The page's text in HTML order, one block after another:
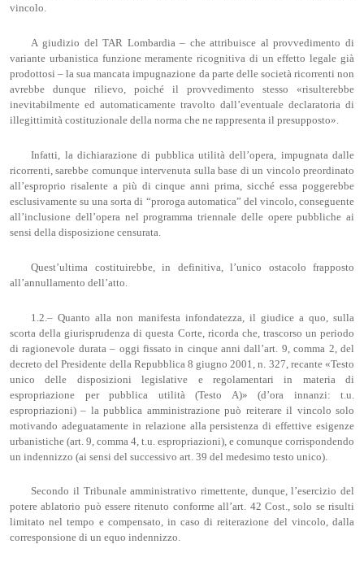
vincolo.
A giudizio del TAR Lombardia – che attribuisce al provvedimento di
variante urbanistica funzione meramente ricognitiva di un effetto legale già
prodottosi – la sua mancata impugnazione da parte delle società ricorrenti non
avrebbe dunque rilievo, poiché il provvedimento stesso «risulterebbe
inevitabilmente ed automaticamente travolto dall’eventuale declaratoria di
illegittimità costituzionale della norma che ne rappresenta il presupposto».
Infatti, la dichiarazione di pubblica utilità dell’opera, impugnata dalle
ricorrenti, sarebbe comunque intervenuta sulla base di un vincolo preordinato
all’esproprio risalente a più di cinque anni prima, sicché essa poggerebbe
esclusivamente su una sorta di “proroga automatica” del vincolo, conseguente
all’inclusione dell’opera nel programma triennale delle opere pubbliche ai
sensi della disposizione censurata.
Quest’ultima costituirebbe, in definitiva, l’unico ostacolo frapposto
all’annullamento dell’atto.
1.2.– Quanto alla non manifesta infondatezza, il giudice a quo, sulla
scorta della giurisprudenza di questa Corte, ricorda che, trascorso un periodo
di ragionevole durata – oggi fissato in cinque anni dall’art. 9, comma 2, del
decreto del Presidente della Repubblica 8 giugno 2001, n. 327, recante «Testo
unico delle disposizioni legislative e regolamentari in materia di
espropriazione per pubblica utilità (Testo A)» (d’ora innanzi: t.u.
espropriazioni) – la pubblica amministrazione può reiterare il vincolo solo
motivando adeguatamente in relazione alla persistenza di effettive esigenze
urbanistiche (art. 9, comma 4, t.u. espropriazioni), e comunque corrispondendo
un indennizzo (ai sensi del successivo art. 39 del medesimo testo unico).
Secondo il Tribunale amministrativo rimettente, dunque, l’esercizio del
potere ablatorio può essere ritenuto conforme all’art. 42 Cost., solo se risulti
limitato nel tempo e compensato, in caso di reiterazione del vincolo, dalla
corresponsione di un equo indennizzo.